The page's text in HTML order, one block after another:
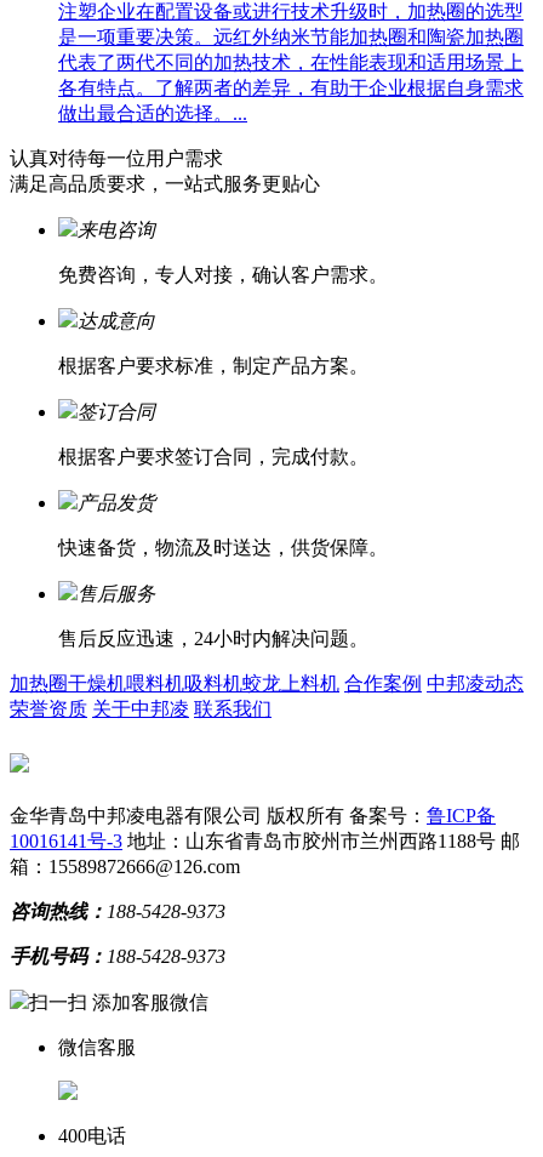
注塑企业在配置设备或进行技术升级时，加热圈的选型
是一项重要决策。远红外纳米节能加热圈和陶瓷加热圈
代表了两代不同的加热技术，在性能表现和适用场景上
各有特点。了解两者的差异，有助于企业根据自身需求
做出最合适的选择。...
认真对待每一位用户需求
满足高品质要求，一站式服务更贴心
来电咨询
免费咨询，专人对接，确认客户需求。
达成意向
根据客户要求标准，制定产品方案。
签订合同
根据客户要求签订合同，完成付款。
产品发货
快速备货，物流及时送达，供货保障。
售后服务
售后反应迅速，24小时内解决问题。
加热圈干燥机喂料机吸料机蛟龙上料机 合作案例 中邦凌动态
荣誉资质 关于中邦凌 联系我们
金华青岛中邦凌电器有限公司 版权所有 备案号： 鲁ICP备
10016141号-3 地址：山东省青岛市胶州市兰州西路1188号 邮
箱：15589872666@126.com
咨询热线： 188-5428-9373
手机号码： 188-5428-9373
扫一扫 添加客服微信
微信客服
400电话